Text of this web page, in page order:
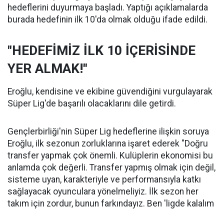
hedeflerini duyurmaya başladı. Yaptığı açıklamalarda
burada hedefinin ilk 10'da olmak olduğu ifade edildi.
"HEDEFİMİZ İLK 10 İÇERİSİNDE
YER ALMAK!"
Eroğlu, kendisine ve ekibine güvendiğini vurgulayarak
Süper Lig'de başarılı olacaklarını dile getirdi.
Gençlerbirliği'nin Süper Lig hedeflerine ilişkin soruya
Eroğlu, ilk sezonun zorluklarına işaret ederek "Doğru
transfer yapmak çok önemli. Kulüplerin ekonomisi bu
anlamda çok değerli. Transfer yapmış olmak için değil,
sisteme uyan, karakteriyle ve performansıyla katkı
sağlayacak oyunculara yönelmeliyiz. İlk sezon her
takım için zordur, bunun farkındayız. Ben 'ligde kalalım